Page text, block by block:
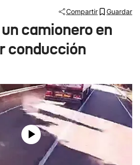
Ikusmiran
Compartir Guardar
camionero en
conducción